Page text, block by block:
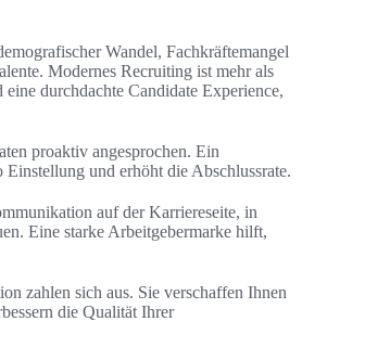
Wandel, Fachkräftemangel
Modernes Recruiting ist mehr als
durchdachte Candidate Experience,
proaktiv angesprochen. Ein
und erhöht die Abschlussrate.
auf der Karriereseite, in
Eine starke Arbeitgebermarke hilft,
zahlen sich aus. Sie verschaffen Ihnen
die Qualität Ihrer